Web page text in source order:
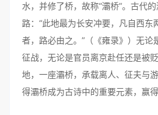
水，并修了桥，故称“灞桥”。古代
路：“此地最为长安冲要，凡自西东
者，路必由之。”（《雍录》）无论
征战，无论是官员离京赴任还是被
地，一座灞桥，承载离人、征夫与
得灞桥成为古诗中的重要元素，赢